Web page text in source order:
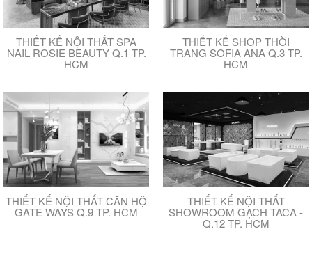
THIẾT KẾ NỘI THẤT SPA
NAIL ROSIE BEAUTY Q.1 TP.
HCM
THIẾT KẾ SHOP THỜI
TRANG SOFIA ANA Q.3 TP.
HCM
THIẾT KẾ NỘI THẤT CĂN HỘ
GATE WAYS Q.9 TP. HCM
THIẾT KẾ NỘI THẤT
SHOWROOM GẠCH TACA -
Q.12 TP. HCM